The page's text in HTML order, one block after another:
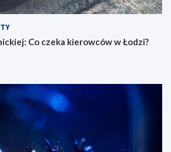
Co czeka kierowców w Łodzi?